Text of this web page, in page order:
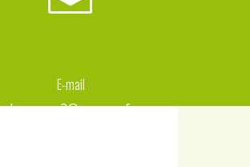
E-mail
d-capron2@orange.fr